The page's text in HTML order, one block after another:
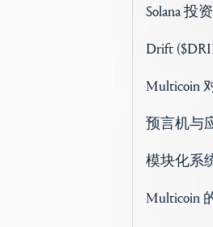
Solana 投
Drift
Multicoin
预言机与
模块化系
Multicoin